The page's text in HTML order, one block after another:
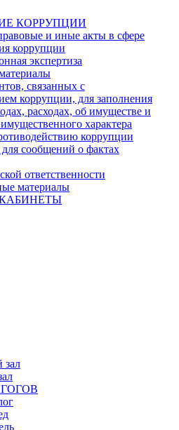
КОРРУПЦИИ
и иные акты в сфере
коррупции
экспертиза
связанных с
коррупции, для заполнения
расходах, об имуществе и
имущественного характера
коррупции
для сообщений о фактах
ответственности
материалы
зал